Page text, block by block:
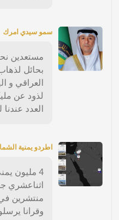
سمو سيدي امرك
مستعدين
بحائل
العراقي و
لذود عن
العدد
اطردو يمنية
4 مليون
اثناعشري
منتشرين في
وقرانا